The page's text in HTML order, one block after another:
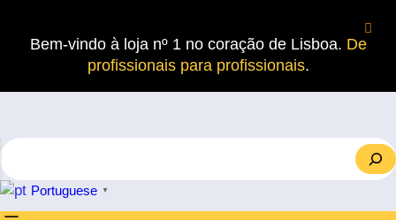
Bem-vindo à loja nº 1 no coração de Lisboa. De
profissionais para profissionais.
S
e
a
r
Portuguese ▼